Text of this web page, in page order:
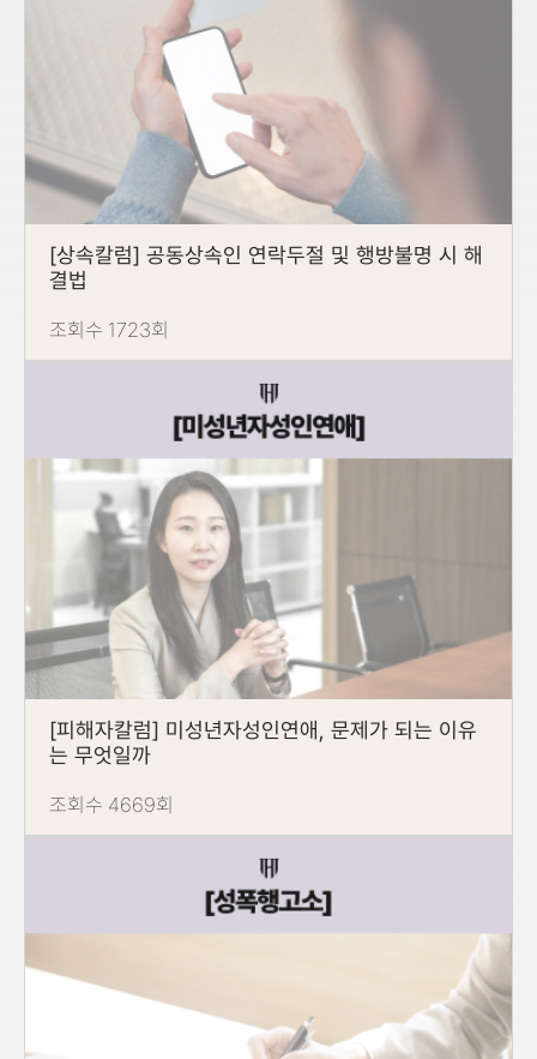
[상속칼럼] 공동상속인 연락두절 및 행방불명 시 해
결법
조회수 1723회
[피해자칼럼] 미성년자성인연애, 문제가 되는 이유
는 무엇일까
조회수 4669회